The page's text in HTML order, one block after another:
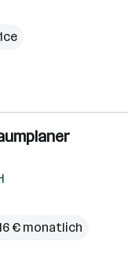
€ monatlich